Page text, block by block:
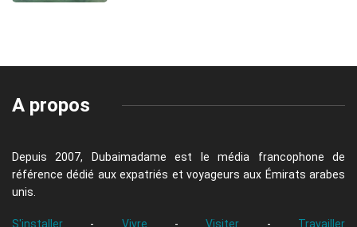
A propos
Depuis 2007, Dubaimadame est le média francophone de
référence dédié aux expatriés et voyageurs aux Émirats arabes
unis.
S'installer - Vivre - Visiter - Travailler